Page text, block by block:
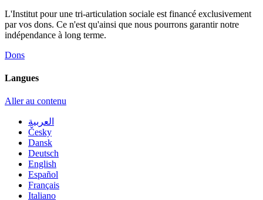
L'Institut pour une tri-articulation sociale est financé exclusivement
par vos dons. Ce n'est qu'ainsi que nous pourrons garantir notre
indépendance à long terme.
Dons
Langues
Aller au contenu
العربية
Česky
Dansk
Deutsch
English
Español
Français
Italiano